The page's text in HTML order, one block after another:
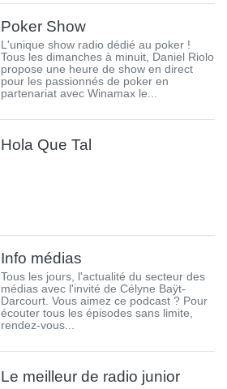
Poker Show
L'unique show radio dédié au poker !
Tous les dimanches à minuit, Daniel Riolo
propose une heure de show en direct
pour les passionnés de poker en
partenariat avec Winamax le...
Hola Que Tal
Info médias
Tous les jours, l'actualité du secteur des
médias avec l'invité de Célyne Baÿt-
Darcourt. Vous aimez ce podcast ? Pour
écouter tous les épisodes sans limite,
rendez-vous...
Le meilleur de radio junior